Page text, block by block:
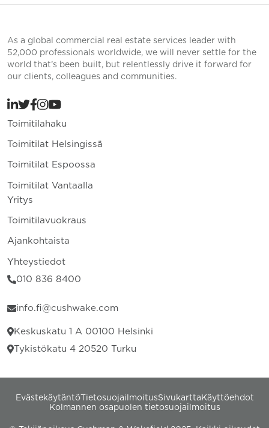
As a global commercial real estate services leader with
52,000 professionals worldwide, we will never settle for the
world that’s been built, but relentlessly drive it forward for
our clients, colleagues and communities.
Toimitilahaku
Toimitilat Helsingissä
Toimitilat Espoossa
Toimitilat Vantaalla
Yritys
Toimitilavuokraus
Ajankohtaista
Yhteystiedot
010 836 8400
info.fi@cushwake.com
Keskuskatu 1 A 00100 Helsinki
Tykistökatu 4 20520 Turku
EvästekäytäntöTietosuojailmoitusSivukartta Käyttöehdot
Kolmannen osapuolen tietosuojailmoitus